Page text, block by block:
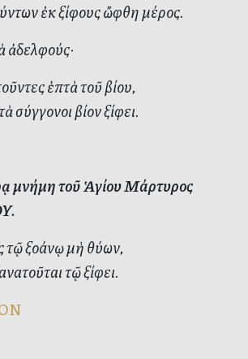
ἐκ ξίφους ὤφθη μέρος.
ἀδελφούς·
ἑπτὰ τοῦ βίου,
σύγγονοι βίον ξίφει.
μνήμη τοῦ Ἁγίου Μάρτυρος
τῷ ξοάνῳ μὴ θύων,
τῷ ξίφει.